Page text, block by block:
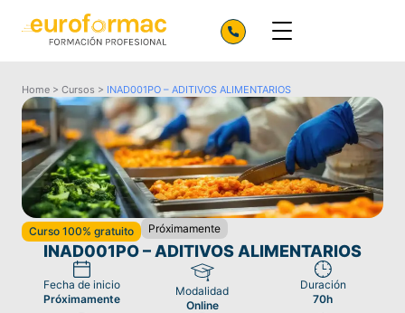
Home > Cursos > INAD001PO – ADITIVOS ALIMENTARIOS
Curso 100% gratuito Próximamente
INAD001PO – ADITIVOS ALIMENTARIOS
Fecha de inicio
Próximamente
Modalidad
Online
Duración
70h